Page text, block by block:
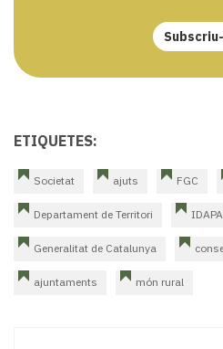
ETIQUETES:
Societat ajuts FGC
Departament de Territori IDAPA
Generalitat de Catalunya
ajuntaments món rural